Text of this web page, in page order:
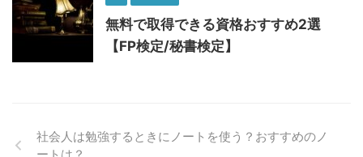
無料で取得できる資格おすすめ2選
【FP検定/秘書検定】
社会人は勉強するときにノートを使う？おすすめのノ